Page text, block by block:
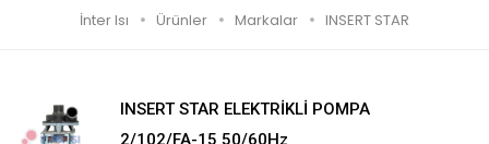
İnter Isı Ürünler Markalar INSERT STAR
INSERT STAR ELEKTRİKLİ POMPA